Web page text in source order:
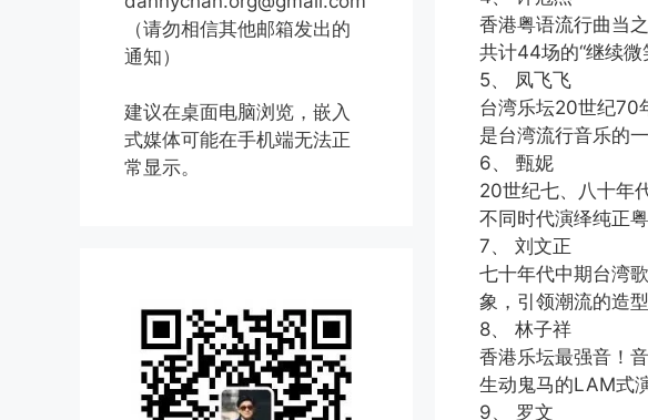
香港粤语流行曲当
共计44场的“继续微
5、 凤飞飞
台湾乐坛20世纪70
是台湾流行音乐的
6、 甄妮
20世纪七、八十年
不同时代演绎纯正
7、 刘文正
七十年代中期台湾
象，引领潮流的造
8、 林子祥
香港乐坛最强音！
生动鬼马的LAM式
9、 罗文
（请勿相信其他邮箱发出的
通知）
建议在桌面电脑浏览，嵌入
式媒体可能在手机端无法正
常显示。